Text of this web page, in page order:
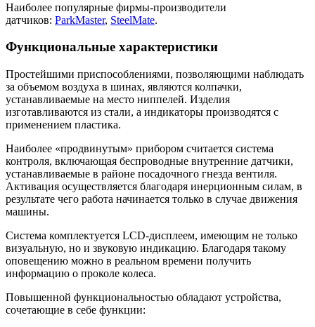
Наиболее популярные фирмы-производители
датчиков: ParkMaster, SteelMate.
Функциональные характеристики
Простейшими приспособлениями, позволяющими наблюдать
за объемом воздуха в шинах, являются колпачки,
устанавливаемые на место ниппелей. Изделия
изготавливаются из стали, а индикаторы производятся с
применением пластика.
Наиболее «продвинутым» прибором считается система
контроля, включающая беспроводные внутренние датчики,
устанавливаемые в районе посадочного гнезда вентиля.
Активация осуществляется благодаря инерционным силам, в
результате чего работа начинается только в случае движения
машины.
Система комплектуется LCD-дисплеем, имеющим не только
визуальную, но и звуковую индикацию. Благодаря такому
оповещению можно в реальном времени получить
информацию о проколе колеса.
Повышенной функциональностью обладают устройства,
сочетающие в себе функции: